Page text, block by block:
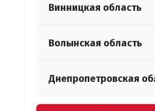
Винницкая область
Волынская область
Днепропетровская